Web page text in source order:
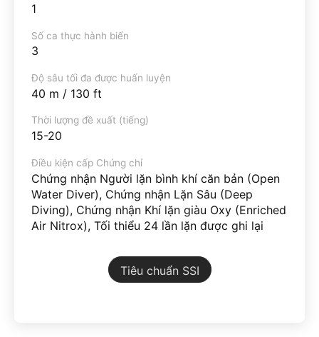
1
Số ca thực hành biển
3
Độ sâu tối đa được huấn luyện
40 m / 130 ft
Thời lượng đề xuất (tiếng)
15-20
Điều kiện cấp Chứng chỉ
Chứng nhận Người lặn bình khí căn bản (Open
Water Diver), Chứng nhận Lặn Sâu (Deep
Diving), Chứng nhận Khí lặn giàu Oxy (Enriched
Air Nitrox), Tối thiểu 24 lần lặn được ghi lại
Tiêu chuẩn SSI